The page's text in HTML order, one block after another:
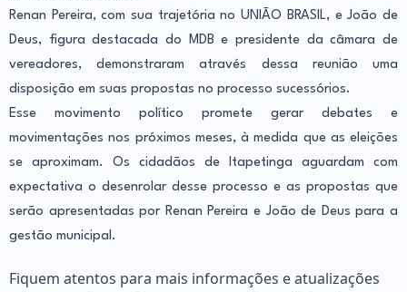
Renan Pereira, com sua trajetória no UNIÃO BRASIL, e João de
Deus, figura destacada do MDB e presidente da câmara de
vereadores, demonstraram através dessa reunião uma
disposição em suas propostas no processo sucessórios.
Esse movimento político promete gerar debates e
movimentações nos próximos meses, à medida que as eleições
se aproximam. Os cidadãos de Itapetinga aguardam com
expectativa o desenrolar desse processo e as propostas que
serão apresentadas por Renan Pereira e João de Deus para a
gestão municipal.
Fiquem atentos para mais informações e atualizações